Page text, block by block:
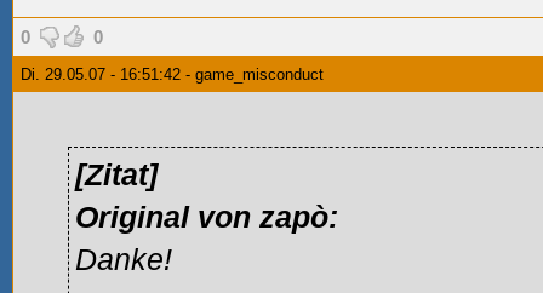
0 0
Di. 29.05.07 - 16:51:42 - game_misconduct
[Zitat]
Original von zapò:
Danke!